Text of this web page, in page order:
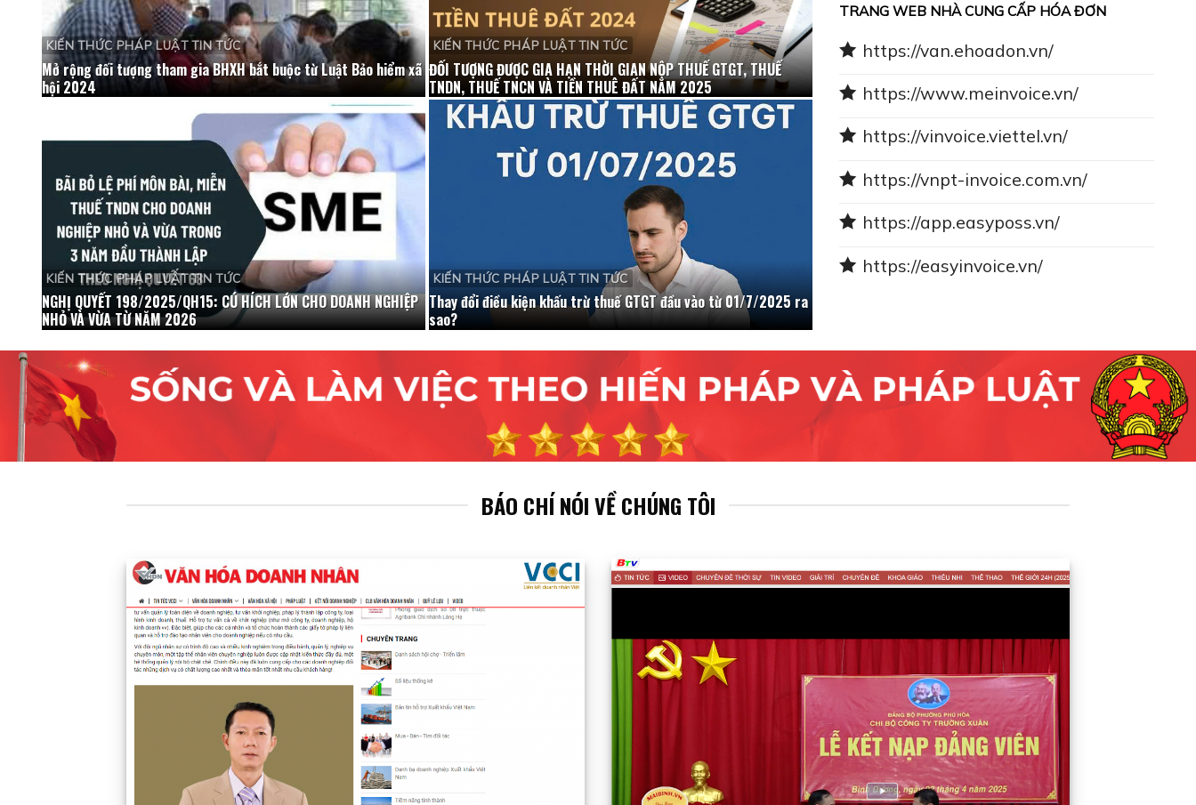
KIẾN THỨC PHÁP LUẬT TIN TỨC
Mở rộng đối tượng tham gia BHXH bắt buộc từ Luật Bảo hiểm xã
hội 2024
KIẾN THỨC PHÁP LUẬT TIN TỨC
ĐỐI TƯỢNG ĐƯỢC GIA HẠN THỜI GIAN NỘP THUẾ GTGT, THUẾ
TNDN, THUẾ TNCN VÀ TIỀN THUÊ ĐẤT NĂM 2025
KIẾN THỨC PHÁP LUẬT TIN TỨC
NGHỊ QUYẾT 198/2025/QH15: CÚ HÍCH LỚN CHO DOANH NGHIỆP
NHỎ VÀ VỪA TỪ NĂM 2026
KIẾN THỨC PHÁP LUẬT TIN TỨC
Thay đổi điều kiện khấu trừ thuế GTGT đầu vào từ 01/7/2025 ra
sao?
TRANG WEB NHÀ CUNG CẤP HÓA ĐƠN
https://van.ehoadon.vn/
https://www.meinvoice.vn/
https://vinvoice.viettel.vn/
https://vnpt-invoice.com.vn/
https://app.easyposs.vn/
https://easyinvoice.vn/
BÁO CHÍ NÓI VỀ CHÚNG TÔI